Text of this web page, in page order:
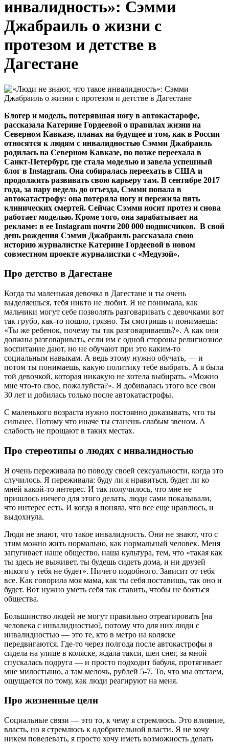
инвалидность»: Сэмми
Джабраиль о жизни с
протезом и детстве в
Дагестане
Блогер и модель, потерявшая ногу в автокастарофе,
рассказала Катерине Гордеевой о правилах жизни на
Северном Кавказе, планах на будущее и том, как в России
относятся к людям с инвалидностью Сэмми Джабраиль
родилась на Северном Кавказе, но позже переехала в
Санкт-Петербург, где стала моделью и завела успешный
блог в Instagram. Она собиралась переехать в США и
продолжить развивать свою карьеру там. В сентябре 2017
года, за пару недель до отъезда, Сэмми попала в
автокатастрофу: она потеряла ногу и пережила пять
клинических смертей. Сейчас Сэмми носит протез и снова
работает моделью. Кроме того, она зарабатывает на
рекламе: в ее Instagram почти 200 000 подписчиков. В свой
день рождения Сэмми Джабраиль рассказала свою
историю журналистке Катерине Гордеевой в новом
совместном проекте журналистки с «Медузой».
Про детство в Дагестане
Когда ты маленькая девочка в Дагестане и ты очень
выделяешься, тебя никто не любит. Я не понимала, как
мальчики могут себе позволять разговаривать с девочками вот
так грубо, как-то пошло, грязно. Ты смотришь и понимаешь:
«Ты же ребенок, почему ты так разговариваешь?». А как они
должны разговаривать, если им с одной стороны религиозное
воспитание дают, но не обучают при это каким-то
социальным навыкам. А ведь этому нужно обучать, — и
потом ты понимаешь, какую политику тебе выбрать. А я была
той девочкой, которая никакую не хотела выбирать. «Можно
мне что-то свое, пожалуйста?». Я добивалась этого все свои
30 лет и добилась только после автокатастрофы.
С маленького возраста нужно постоянно доказывать, что ты
сильнее. Потому что иначе ты станешь слабым звеном. А
слабость не прощают в таких местах.
Про стереотипы о людях с инвалидностью
Я очень переживала по поводу своей сексуальности, когда это
случилось. Я переживала: буду ли я нравиться, будет ли ко
мней какой-то интерес. И так получилось, что мне не
пришлось ничего для этого делать, люди сами показывали,
что интерес есть. И когда я поняла, что все еще нравлюсь, и
выдохнула.
Люди не знают, что такое инвалидность. Они не знают, что с
этим можно жить нормально, как нормальный человек. Меня
запугивает наше общество, наша культура, тем, что «такая как
ты здесь не выживет, ты будешь сидеть дома, и ни друзей
никого у тебя не будет». Ничего подобного. Зависит от тебя
все. Как говорила моя мама, как ты себя поставишь, так оно и
будет. Вот нужно уметь себя так ставить, чтобы не бояться
общества.
Большинство людей не могут правильно отреагировать [на
человека с инвалидностью], потому что для них люди с
инвалидностью — это те, кто в метро на коляске
передвигаются. Где-то через полгода после автокастрофы я
сидела на улице в коляске, ждала такси, шел снег, за мной
спускалась подруга — и просто подходит бабуля, протягивает
мне милостыню, а там мелочь, рублей 5-7. То, что мы отстаем,
ощущается по тому, как люди реагируют на меня.
Про жизненные цели
Социальные связи — это то, к чему я стремлюсь. Это влияние,
власть, но я стремлюсь к одобрительной власти. Я не хочу
никем повелевать, я просто хочу иметь возможность делать